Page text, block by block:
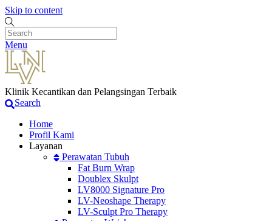
Skip to content
Menu
Klinik Kecantikan dan Pelangsingan Terbaik
Search
Home
Profil Kami
Layanan
Perawatan Tubuh
Fat Burn Wrap
Doublex Skulpt
LV8000 Signature Pro
LV-Neoshape Therapy
LV-Sculpt Pro Therapy